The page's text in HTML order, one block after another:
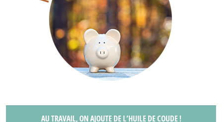
AU TRAVAIL, ON AJOUTE DE L’HUILE DE COUDE !